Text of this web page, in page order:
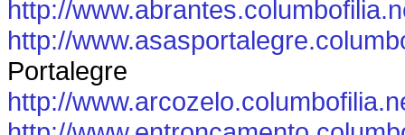
http://
http://
Portalegre
http://